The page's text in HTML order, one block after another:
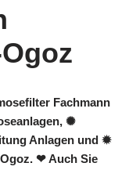
Fachmann
✺
Anlagen und ✹
❤ Auch Sie